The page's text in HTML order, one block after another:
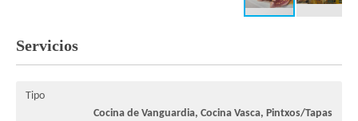
Servicios
Tipo
Cocina de Vanguardia, Cocina Vasca, Pintxos/Tapas